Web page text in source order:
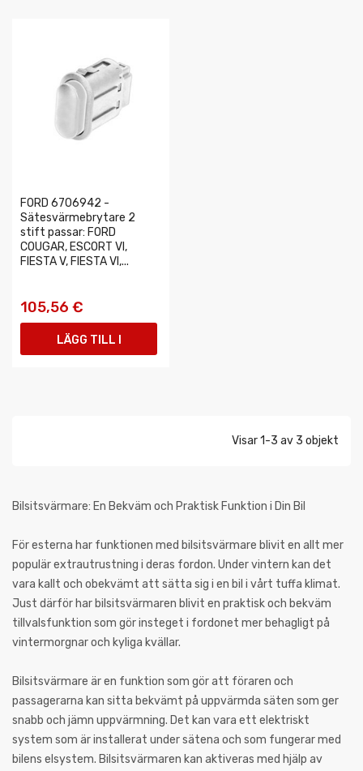
FORD 6706942 -
Sätesvärmebrytare 2
stift passar: FORD
COUGAR, ESCORT VI,
FIESTA V, FIESTA VI,...
105,56 €
LÄGG TILL I
Visar 1-3 av 3 objekt
Bilsitsvärmare: En Bekväm och Praktisk Funktion i Din Bil
För esterna har funktionen med bilsitsvärmare blivit en allt mer
populär extrautrustning i deras fordon. Under vintern kan det
vara kallt och obekvämt att sätta sig i en bil i vårt tuffa klimat.
Just därför har bilsitsvärmaren blivit en praktisk och bekväm
tillvalsfunktion som gör insteget i fordonet mer behagligt på
vintermorgnar och kyliga kvällar.
Bilsitsvärmare är en funktion som gör att föraren och
passagerarna kan sitta bekvämt på uppvärmda säten som ger
snabb och jämn uppvärmning. Det kan vara ett elektriskt
system som är installerat under sätena och som fungerar med
bilens elsystem. Bilsitsvärmaren kan aktiveras med hjälp av